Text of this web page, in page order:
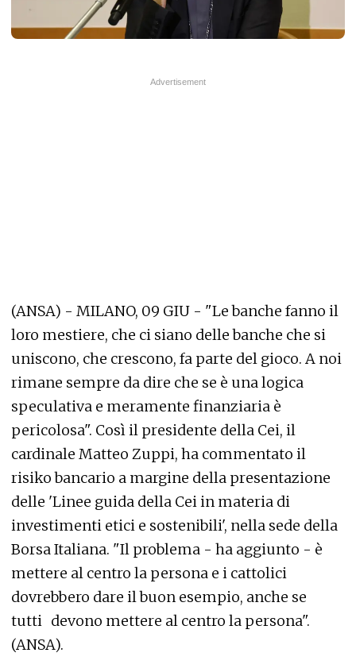
(ANSA) - MILANO, 09 GIU - "Le banche fanno il
loro mestiere, che ci siano delle banche che si
uniscono, che crescono, fa parte del gioco. A noi
rimane sempre da dire che se è una logica
speculativa e meramente finanziaria è
pericolosa". Così il presidente della Cei, il
cardinale Matteo Zuppi, ha commentato il
risiko bancario a margine della presentazione
delle 'Linee guida della Cei in materia di
investimenti etici e sostenibili', nella sede della
Borsa Italiana. "Il problema - ha aggiunto - è
mettere al centro la persona e i cattolici
dovrebbero dare il buon esempio, anche se
tutti devono mettere al centro la persona".
(ANSA).